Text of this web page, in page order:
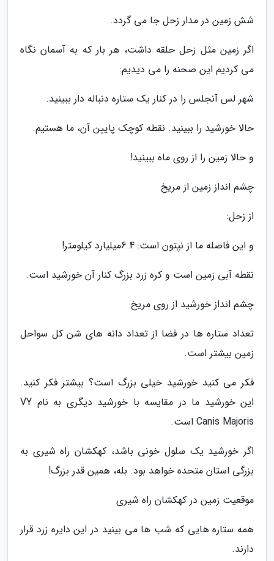
شش زمین در مدار زحل جا می گردد.
اگر زمین مثل زحل حلقه داشت، هر بار که به آسمان نگاه
می کردیم این صحنه را می دیدیم:
شهر لس آنجلس را در کنار یک ستاره دنباله دار ببینید.
حالا خورشید را ببینید. نقطه کوچک پایین آن، ما هستیم.
و حالا زمین را از روی ماه ببینید!
چشم انداز زمین از مریخ
از زحل:
و این فاصله ما از نپتون است: 6.4میلیارد کیلومتر!
نقطه آبی زمین است و کره زرد بزرگ کنار آن خورشید است.
چشم انداز خورشید از روی مریخ
تعداد ستاره ها در فضا از تعداد دانه های شن کل سواحل
زمین بیشتر است.
فکر می کنید خورشید خیلی بزرگ است؟ بیشتر فکر کنید.
این خورشید ما در مقایسه با خورشید دیگری به نام VY
Canis Majoris است.
اگر خورشید یک سلول خونی باشد، کهکشان راه شیری به
بزرگی استان متحده خواهد بود. بله، همین قدر بزرگ!
موقعیت زمین در کهکشان راه شیری
همه ستاره هایی که شب ها می بینید در این دایره زرد قرار
دارند.